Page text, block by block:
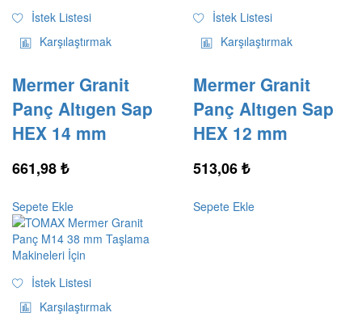
İstek Listesi
Karşılaştırmak
Mermer Granit
Panç Altıgen Sap
HEX 14 mm
661,98₺
Sepete Ekle
İstek Listesi
Karşılaştırmak
Mermer Granit
Panç Altıgen Sap
HEX 12 mm
513,06₺
Sepete Ekle
İstek Listesi
Karşılaştırmak